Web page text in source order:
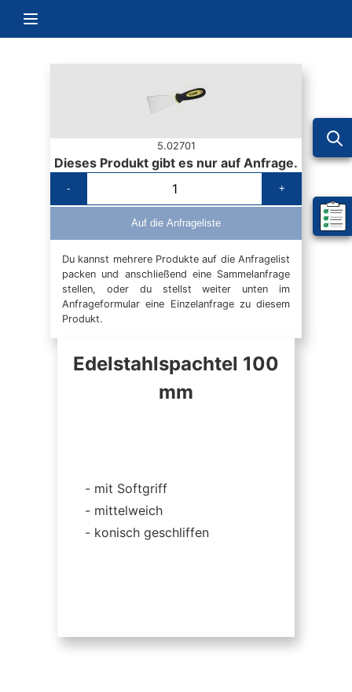
Navigation umschalten
Mein
5.02701
Dieses Produkt gibt es nur auf Anfrage.
- +
Auf die Anfrageliste
Du kannst mehrere Produkte auf die Anfragelist
packen und anschließend eine Sammelanfrage
stellen, oder du stellst weiter unten im
Anfrageformular eine Einzelanfrage zu diesem
Produkt.
Edelstahlspachtel 100
mm
mit Softgriff
mittelweich
konisch geschliffen